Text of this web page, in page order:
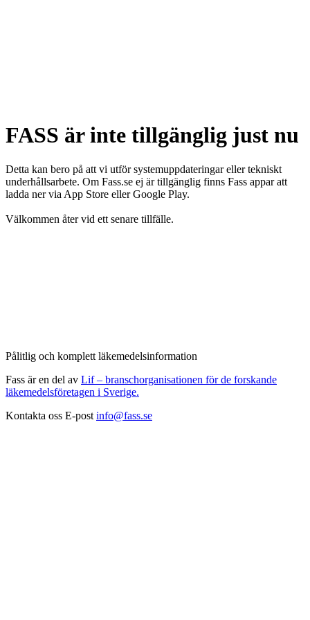
FASS är inte tillgänglig just nu
Detta kan bero på att vi utför systemuppdateringar eller tekniskt
underhållsarbete. Om Fass.se ej är tillgänglig finns Fass appar att
ladda ner via App Store eller Google Play.
Välkommen åter vid ett senare tillfälle.
Pålitlig och komplett läkemedelsinformation
Fass är en del av Lif – branschorganisationen för de forskande
läkemedelsföretagen i Sverige.
Kontakta oss E-post info@fass.se